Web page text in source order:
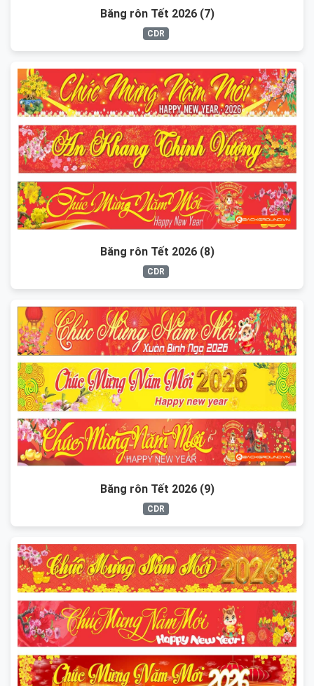
Băng rôn Tết 2026 (7)
CDR
Băng rôn Tết 2026 (8)
CDR
Băng rôn Tết 2026 (9)
CDR